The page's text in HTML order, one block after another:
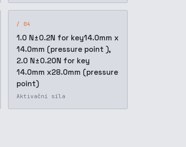
/ 04
1.0 N±0.2N for key14.0mm x
14.0mm (pressure point ),
2.0 N±0.20N for key
14.0mm x28.0mm (pressure
point)
Aktivační síla